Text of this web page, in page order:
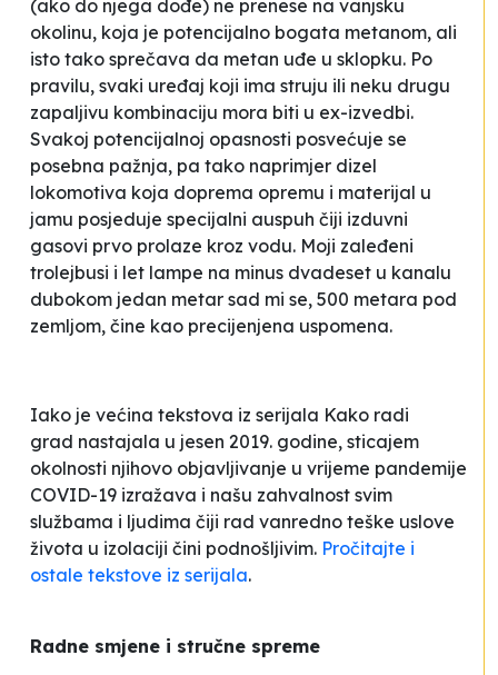
(ako do njega dođe) ne prenese na vanjsku
okolinu, koja je potencijalno bogata metanom, ali
isto tako sprečava da metan uđe u sklopku. Po
pravilu, svaki uređaj koji ima struju ili neku drugu
zapaljivu kombinaciju mora biti u ex-izvedbi.
Svakoj potencijalnoj opasnosti posvećuje se
posebna pažnja, pa tako naprimjer dizel
lokomotiva koja doprema opremu i materijal u
jamu posjeduje specijalni auspuh čiji izduvni
gasovi prvo prolaze kroz vodu. Moji zaleđeni
trolejbusi i let lampe na minus dvadeset u kanalu
dubokom jedan metar sad mi se, 500 metara pod
zemljom, čine kao precijenjena uspomena.
Iako je većina tekstova iz serijala Kako radi
grad nastajala u jesen 2019. godine, sticajem
okolnosti njihovo objavljivanje u vrijeme pandemije
COVID-19 izražava i našu zahvalnost svim
službama i ljudima čiji rad vanredno teške uslove
života u izolaciji čini podnošljivim. Pročitajte i
ostale tekstove iz serijala.
Radne smjene i stručne spreme